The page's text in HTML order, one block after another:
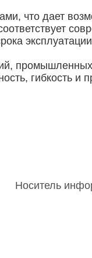
что дает
гибкость и
Носитель